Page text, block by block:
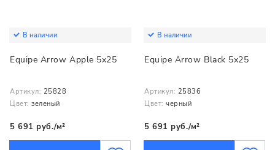
В наличии
Equipe Arrow Apple 5x25
Артикул: 25828
Цвет: зеленый
5 691 руб./м²
В наличии
Equipe Arrow Black 5x25
Артикул: 25836
Цвет: черный
5 691 руб./м²